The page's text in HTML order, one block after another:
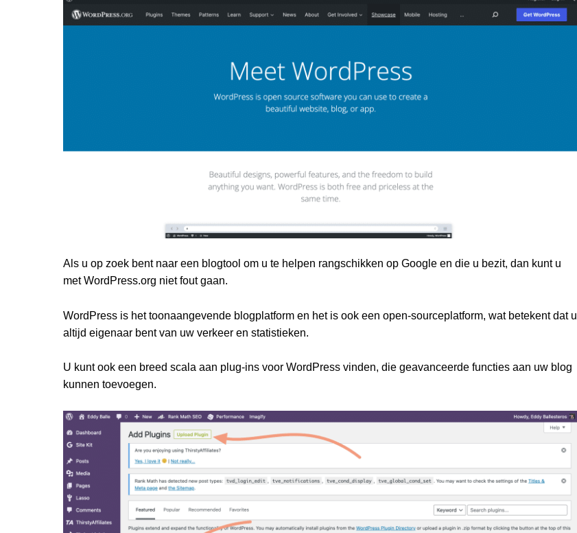
Als u op zoek bent naar een blogtool om u te helpen rangschikken op Google en die u bezit, dan kunt u
met WordPress.org niet fout gaan.
WordPress is het toonaangevende blogplatform en het is ook een open-sourceplatform, wat betekent dat u
altijd eigenaar bent van uw verkeer en statistieken.
U kunt ook een breed scala aan plug-ins voor WordPress vinden, die geavanceerde functies aan uw blog
kunnen toevoegen.